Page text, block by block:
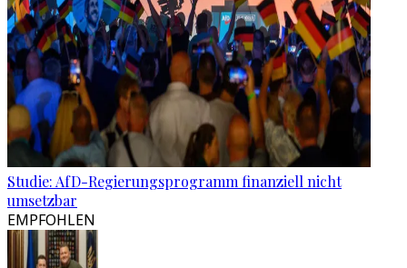
Studie: AfD-Regierungsprogramm finanziell nicht
umsetzbar
EMPFOHLEN